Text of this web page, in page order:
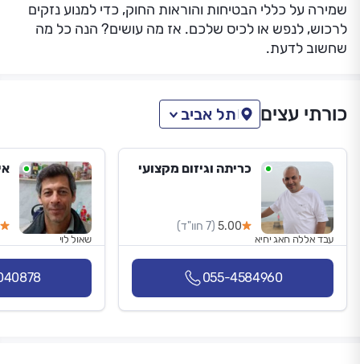
שמירה על כללי הבטיחות והוראות החוק, כדי למנוע נזקים
לרכוש, לנפש או לכיס שלכם. אז מה עושים? הנה כל מה
שחשוב לדעת.
כורתי עצים תל אביב
כריתה וגיזום מקצועי
5.00 (7 חוו"ד)
עבד אללה חאג יחיא
055-4584960
שאול לוי